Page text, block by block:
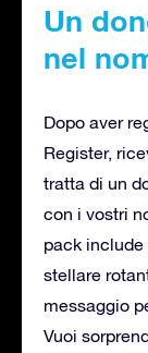
Un
nel
Dopo aver
Register,
tratta di un
con i vostri
pack
stellare
messaggio
Vuoi